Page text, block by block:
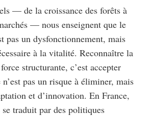
— de la croissance des forêts à
— nous enseignent que le
pas un dysfonctionnement, mais
à la vitalité. Reconnaître la
structurante, c’est accepter
pas un risque à éliminer, mais
et d’innovation. En France,
se traduit par des politiques